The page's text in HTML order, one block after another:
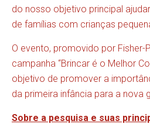
do nosso objetivo principal
de famílias com crianças
O evento, promovido por Fisher-
campanha “Brincar é o Melhor
objetivo de promover a
da primeira infância para a nova
Sobre a pesquisa e suas